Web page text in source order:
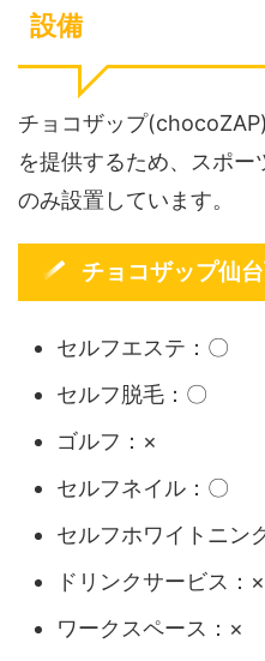
設備
チョコザップ
を提供するため、スポ
のみ設置しています。
チョコザップ仙
セルフエステ：〇
セルフ脱毛：〇
ゴルフ：×
セルフネイル：〇
セルフホワイトニン
ドリンクサービス：×
ワークスペース：×